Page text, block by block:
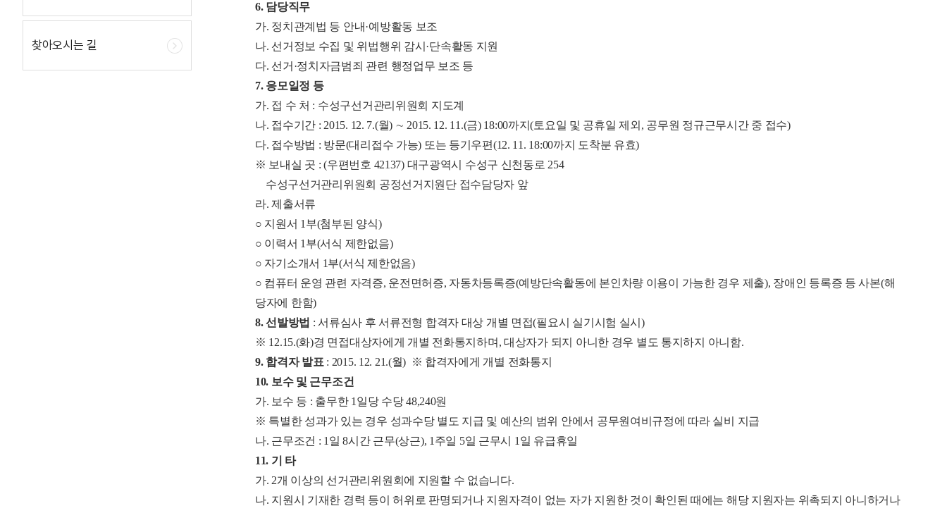
찾아오시는 길
6. 담당직무
가. 정치관계법 등 안내·예방활동 보조
나. 선거정보 수집 및 위법행위 감시·단속활동 지원
다. 선거·정치자금범죄 관련 행정업무 보조 등
7. 응모일정 등
가. 접 수 처 : 수성구선거관리위원회 지도계
나. 접수기간 : 2015. 12. 7.(월) ∼ 2015. 12. 11.(금) 18:00까지(토요일 및 공휴일 제외, 공무원 정규근무시간 중 접수)
다. 접수방법 : 방문(대리접수 가능) 또는 등기우편(12. 11. 18:00까지 도착분 유효)
※ 보내실 곳 : (우편번호 42137) 대구광역시 수성구 신천동로 254
수성구선거관리위원회 공정선거지원단 접수담당자 앞
라. 제출서류
○ 지원서 1부(첨부된 양식)
○ 이력서 1부(서식 제한없음)
○ 자기소개서 1부(서식 제한없음)
○ 컴퓨터 운영 관련 자격증, 운전면허증, 자동차등록증(예방단속활동에 본인차량 이용이 가능한 경우 제출), 장애인 등록증 등 사본(해
당자에 한함)
8. 선발방법 : 서류심사 후 서류전형 합격자 대상 개별 면접(필요시 실기시험 실시)
※ 12.15.(화)경 면접대상자에게 개별 전화통지하며, 대상자가 되지 아니한 경우 별도 통지하지 아니함.
9. 합격자 발표 : 2015. 12. 21.(월) ※ 합격자에게 개별 전화통지
10. 보수 및 근무조건
가. 보수 등 : 출무한 1일당 수당 48,240원
※ 특별한 성과가 있는 경우 성과수당 별도 지급 및 예산의 범위 안에서 공무원여비규정에 따라 실비 지급
나. 근무조건 : 1일 8시간 근무(상근), 1주일 5일 근무시 1일 유급휴일
11. 기 타
가. 2개 이상의 선거관리위원회에 지원할 수 없습니다.
나. 지원시 기재한 경력 등이 허위로 판명되거나 지원자격이 없는 자가 지원한 것이 확인된 때에는 해당 지원자는 위촉되지 아니하거나